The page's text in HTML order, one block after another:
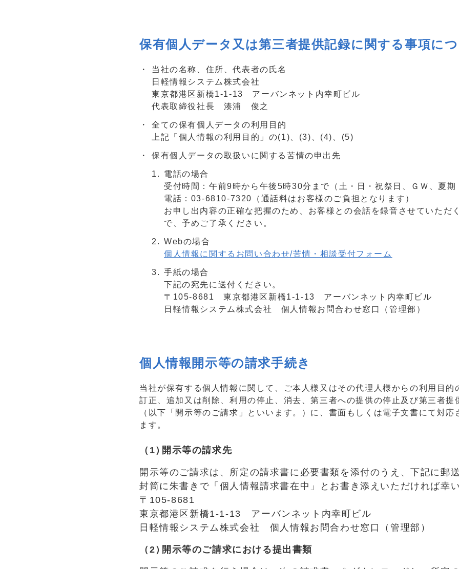
保有個人データ又は第三者提供記録に関する事項に
当社の名称、住所、代表者の氏名
日軽情報システム株式会社
東京都港区新橋1-1-13 アーバンネット内幸町ビル
代表取締役社長 湊浦 俊之
全ての保有個人データの利用目的
上記「個人情報の利用目的」の(1)、(3)、(4)、(5)
保有個人データの取扱いに関する苦情の申出先
電話の場合
受付時間：午前9時から午後5時30分まで（土・日・祝祭日、ＧＷ、夏
電話：03-6810-7320（通話料はお客様のご負担となります）
お申し出内容の正確な把握のため、お客様との会話を録音させていただ
で、予めご了承ください。
Webの場合
個人情報に関するお問い合わせ/苦情・相談受付フォーム
手紙の場合
下記の宛先に送付ください。
〒105-8681 東京都港区新橋1-1-13 アーバンネット内幸町ビル
日軽情報システム株式会社 個人情報お問合わせ窓口（管理部）
個人情報開示等の請求手続き
当社が保有する個人情報に関して、ご本人様又はその代理人様からの利用目的
訂正、追加又は削除、利用の停止、消去、第三者への提供の停止及び第三者提
（以下「開示等のご請求」といいます。）に、書面もしくは電子文書にて対
ます。
開示等の請求先
開示等のご請求は、所定の請求書に必要書類を添付のうえ、下記に郵
封筒に朱書きで「個人情報請求書在中」とお書き添えいただければ幸
〒105-8681
東京都港区新橋1-1-13 アーバンネット内幸町ビル
日軽情報システム株式会社 個人情報お問合わせ窓口（管理部）
開示等のご請求における提出書類